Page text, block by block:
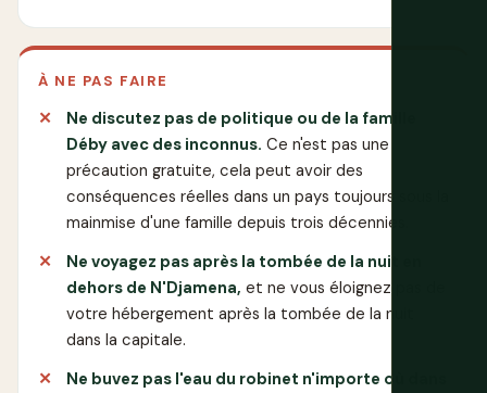
À NE PAS FAIRE
Ne discutez pas de politique ou de la famille
Déby avec des inconnus. Ce n'est pas une
précaution gratuite, cela peut avoir des
conséquences réelles dans un pays toujours sous la
mainmise d'une famille depuis trois décennies.
Ne voyagez pas après la tombée de la nuit en
dehors de N'Djamena, et ne vous éloignez pas de
votre hébergement après la tombée de la nuit
dans la capitale.
Ne buvez pas l'eau du robinet n'importe où dans